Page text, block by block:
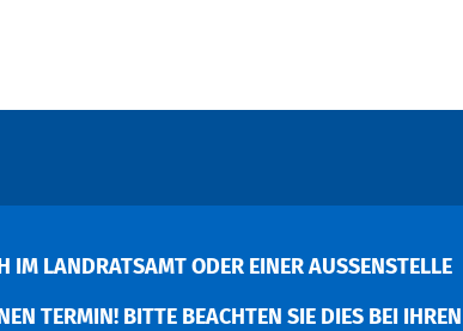
LANDRATSAMT ODER EINER AUSSENSTELLE V
TERMIN! BITTE BEACHTEN SIE DIES BEI IHREN P